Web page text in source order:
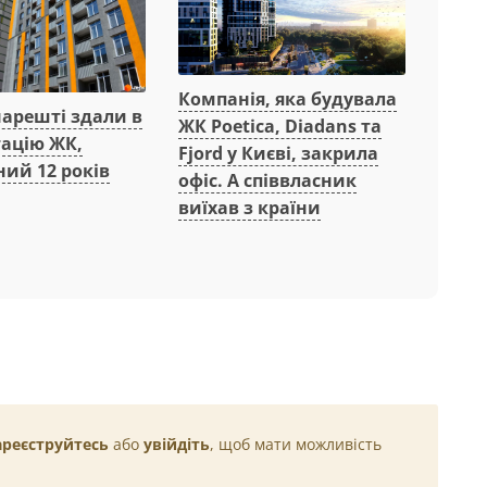
здали в
ЖК,
12 років
Компанія, яка будувала
ЖК Poetica, Diadans та
Fjord у Києві, закрила
офіс. А співвласник
виїхав з країни
або увійдіть, щоб мати можливість